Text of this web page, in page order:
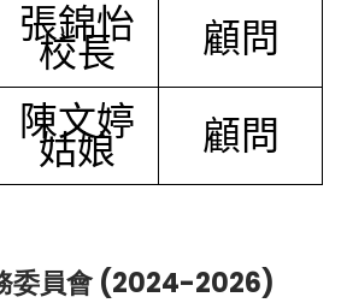
張錦怡
校長 顧問
陳文婷
姑娘 顧問
委員會 (2024-2026)